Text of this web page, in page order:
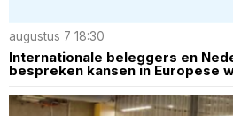
augustus 7 18:30
Internationale beleggers en
bespreken kansen in Europese